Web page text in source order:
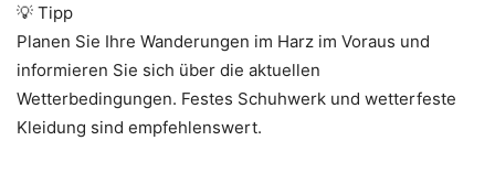
💡 Tipp
Planen Sie Ihre Wanderungen im Harz im Voraus und
informieren Sie sich über die aktuellen
Wetterbedingungen. Festes Schuhwerk und wetterfeste
Kleidung sind empfehlenswert.